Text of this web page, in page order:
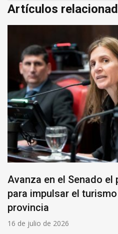
Artículos
Avanza en el Senado el
para impulsar el
provincia
16 de julio de 2026